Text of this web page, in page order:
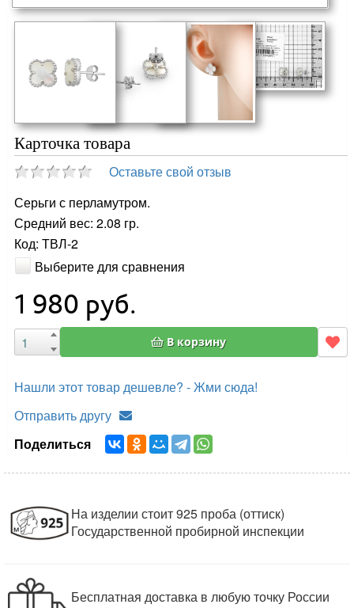
Карточка товара
Оставьте свой отзыв
Серьги с перламутром.
Средний вес: 2.08 гр.
Код: ТВЛ-2
Выберите для сравнения
1 980 руб.
В корзину
Нашли этот товар дешевле? - Жми сюда!
Отправить другу
Поделиться
На изделии стоит 925 проба (оттиск)
Государственной пробирной инспекции
Бесплатная доставка в любую точку России